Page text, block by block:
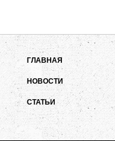
ГЛАВНАЯ
НОВОСТИ
СТАТЬИ